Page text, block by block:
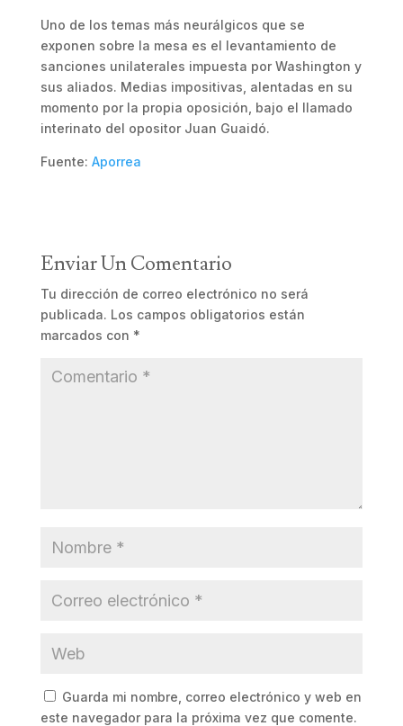
Uno de los temas más neurálgicos que se
exponen sobre la mesa es el levantamiento de
sanciones unilaterales impuesta por Washington y
sus aliados. Medias impositivas, alentadas en su
momento por la propia oposición, bajo el llamado
interinato del opositor Juan Guaidó.
Fuente: Aporrea
Enviar Un Comentario
Tu dirección de correo electrónico no será
publicada. Los campos obligatorios están
marcados con *
Guarda mi nombre, correo electrónico y web en
este navegador para la próxima vez que comente.